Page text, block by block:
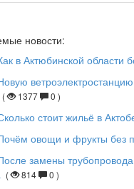
Дәрігер не айтады?
Maslihat LIVE
Отчётная встреча
қаласы әкімінің
новости:
в Актюбинской области
( 1377 0 )
стоит жильё в
овощи и фрукты без
замены
( 814 0 )